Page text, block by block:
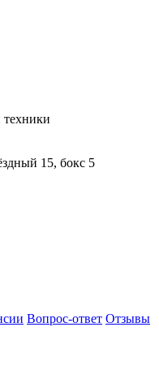
техники
15, бокс 5
Вопрос-ответ Отзывы